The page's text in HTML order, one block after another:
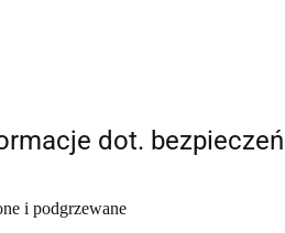
dot.
i podgrzewane